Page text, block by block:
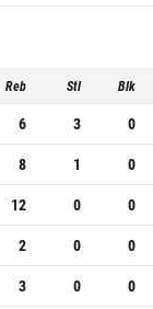
Reb Stl Blk
6 3
0
8 1
0
12 0
0
2 0
0
3 0
0